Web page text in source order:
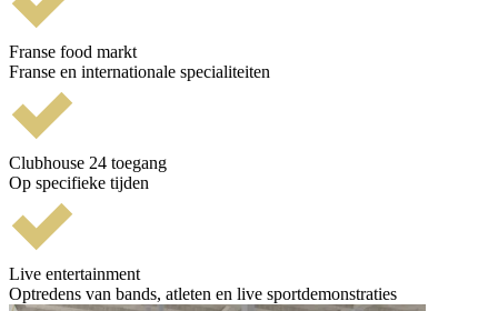
Franse food markt
Franse en internationale specialiteiten
Clubhouse 24 toegang
Op specifieke tijden
Live entertainment
Optredens van bands, atleten en live sportdemonstraties